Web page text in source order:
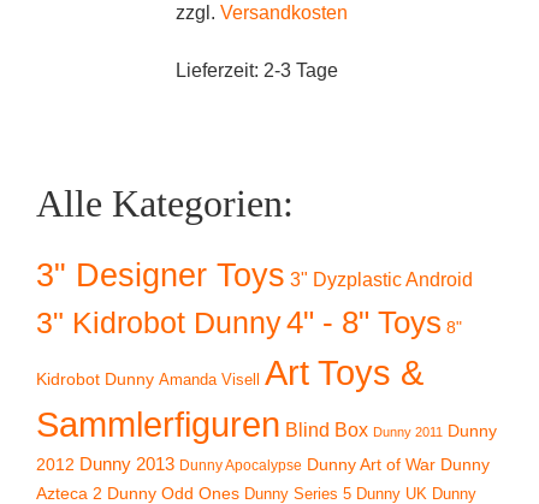
zzgl. Versandkosten
Lieferzeit: 2-3 Tage
Alle Kategorien:
3" Designer Toys 3" Dyzplastic Android
3" Kidrobot Dunny4" - 8" Toys 8"
Kidrobot Dunny Amanda Visell
Art Toys &
Sammlerfiguren Blind Box Dunny 2011 Dunny
2012 Dunny 2013 Dunny Apocalypse Dunny Art of War Dunny
Azteca 2 Dunny Odd Ones Dunny Series 5 Dunny UK Dunny